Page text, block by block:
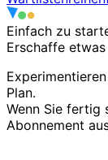
Einfach zu
Erschaffe etwas
Plan.
Wenn Sie fertig
Abonnement